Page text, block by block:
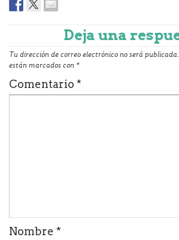
Deja una
Tu dirección de correo electrónico no será publicada.
están marcados con *
Comentario *
Nombre *